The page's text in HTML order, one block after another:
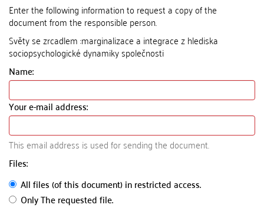
Enter the following information to request a copy of the
document from the responsible person.
Světy se zrcadlem :marginalizace a integrace z hlediska
sociopsychologické dynamiky společnosti
Name:
Your e-mail address:
This email address is used for sending the document.
Files:
All files (of this document) in restricted access.
Only The requested file.